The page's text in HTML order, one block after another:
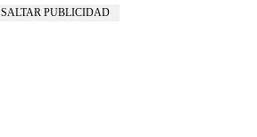
SALTAR PUBLICIDAD